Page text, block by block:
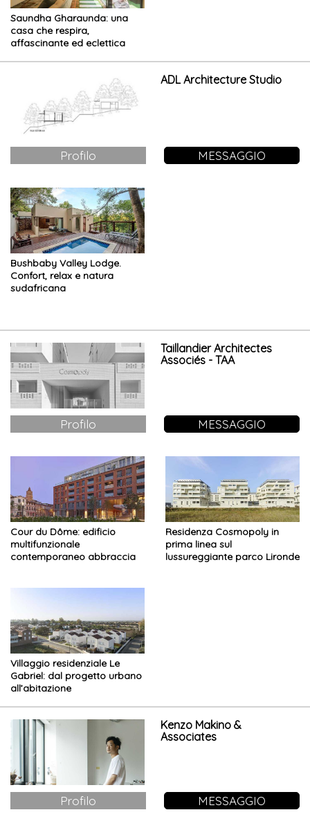
Saundha Gharaunda: una
casa che respira,
affascinante ed eclettica
ADL Architecture Studio
Profilo MESSAGGIO
Bushbaby Valley Lodge.
Confort, relax e natura
sudafricana
Taillandier Architectes
Associés - TAA
Profilo MESSAGGIO
Cour du Dôme: edificio
multifunzionale
contemporaneo abbraccia
Residenza Cosmopoly in
prima linea sul
lussureggiante parco Lironde
Villaggio residenziale Le
Gabriel: dal progetto urbano
all’abitazione
Kenzo Makino &
Associates
Profilo MESSAGGIO